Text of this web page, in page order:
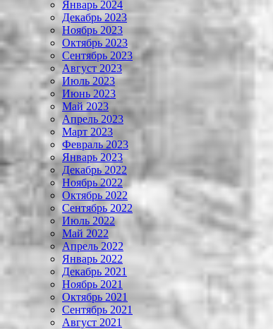
Январь 2024
Декабрь 2023
Ноябрь 2023
Октябрь 2023
Сентябрь 2023
Август 2023
Июль 2023
Июнь 2023
Май 2023
Апрель 2023
Март 2023
Февраль 2023
Январь 2023
Декабрь 2022
Ноябрь 2022
Октябрь 2022
Сентябрь 2022
Июль 2022
Май 2022
Апрель 2022
Январь 2022
Декабрь 2021
Ноябрь 2021
Октябрь 2021
Сентябрь 2021
Август 2021